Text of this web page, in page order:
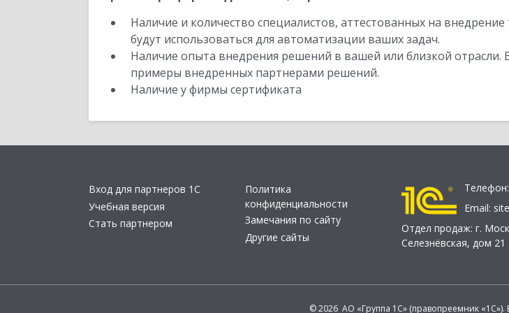
Наличие и количество специалистов, аттестованных на
будут использоваться для автоматизации ваших задач.
Наличие опыта внедрения решений в вашей или близкой
примеры внедренных партнерами решений.
Наличие у фирмы сертификата
Вход для партнеров 1С
Учебная версия
Стать партнером
Политика
конфиденциальности
Замечания по сайту
Другие сайты
Телефон:
Email:
Отдел продаж: г.
Селезнёвская, дом 21
© 2026 АО «Группа 1С» (правопреемник